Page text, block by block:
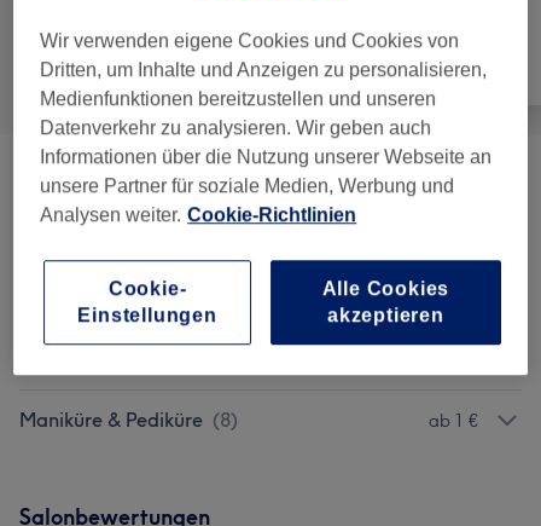
Alle Nägel Gesicht
Aquafacial (1) ab 99 €
Wimpernverlängerungen ab 50 €
Maniküre & Pediküre (8) ab 1 €
Salonbewertungen
Wir verwenden eigene Cookies und Cookies von
Dritten, um Inhalte und Anzeigen zu personalisieren,
Medienfunktionen bereitzustellen und unseren
Datenverkehr zu analysieren. Wir geben auch
Informationen über die Nutzung unserer Webseite an
unsere Partner für soziale Medien, Werbung und
Analysen weiter. Cookie-Richtlinien
Cookie-
Einstellungen
Alle Cookies
akzeptieren